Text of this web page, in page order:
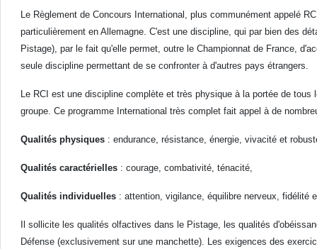
Le Règlement de Concours International, plus communément appelé
particulièrement en Allemagne. C'est une discipline, qui par bien des
Pistage), par le fait qu'elle permet, outre le Championnat de France,
seule discipline permettant de se confronter à d'autres pays étrangers.
Le RCI est une discipline complète et très physique à la portée de
groupe. Ce programme International très complet fait appel à de
Qualités physiques : endurance, résistance, énergie, vivacité et
Qualités caractérielles : courage, combativité, ténacité,
Qualités individuelles : attention, vigilance, équilibre nerveux, fidélité
Il sollicite les qualités olfactives dans le Pistage, les qualités
Défense (exclusivement sur une manchette). Les exigences des